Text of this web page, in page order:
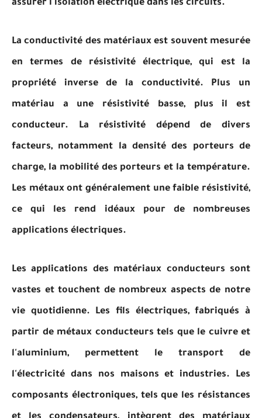
assurer l'isolation électrique dans les circuits.
La conductivité des matériaux est souvent mesurée
en termes de résistivité électrique, qui est la
propriété inverse de la conductivité. Plus un
matériau a une résistivité basse, plus il est
conducteur. La résistivité dépend de divers
facteurs, notamment la densité des porteurs de
charge, la mobilité des porteurs et la température.
Les métaux ont généralement une faible résistivité,
ce qui les rend idéaux pour de nombreuses
applications électriques.
Les applications des matériaux conducteurs sont
vastes et touchent de nombreux aspects de notre
vie quotidienne. Les fils électriques, fabriqués à
partir de métaux conducteurs tels que le cuivre et
l'aluminium, permettent le transport de
l'électricité dans nos maisons et industries. Les
composants électroniques, tels que les résistances